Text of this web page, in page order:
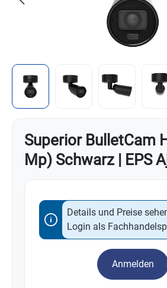
Superior BulletCam
Mp) Schwarz | EPS
Details und Preise
Login als
Anmelden